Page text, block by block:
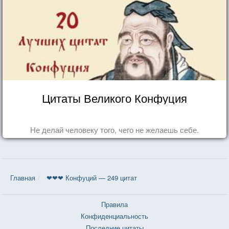
Цитаты Великого Конфуция
Не делай человеку того, чего не желаешь себе.
Главная ❤❤❤ Конфуций — 249 цитат
Правила
Конфиденциальность